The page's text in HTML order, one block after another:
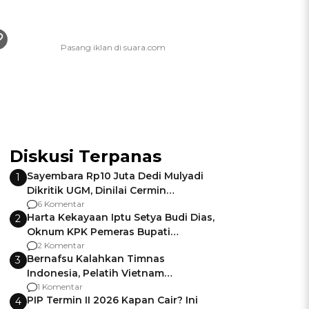
Diskusi Terpanas
1
Sayembara Rp10 Juta Dedi Mulyadi
Dikritik UGM, Dinilai Cermin
Gagalnya Negara Jamin Keamanan
6 Komentar
2 Harta Kekayaan Iptu Setya Budi Dias,
Oknum KPK Pemeras Bupati
Pemalang
2 Komentar
3 Bernafsu Kalahkan Timnas
Indonesia, Pelatih Vietnam
Berencana Pakai Jimat di Pakansari
1 Komentar
4 PIP Termin II 2026 Kapan Cair? Ini